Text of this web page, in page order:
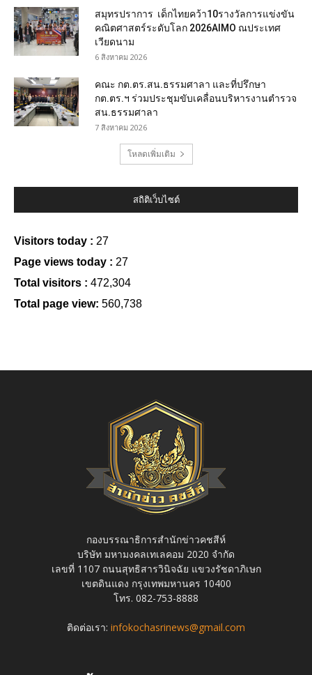
สมุทรปราการ เด็กไทยคว้า10รางวัลการแข่งขัน
คณิตศาสตร์ระดับโลก 2026AIMO ณประเทศ
เวียดนาม
6 สิงหาคม 2026
คณะ กต.ตร.สน.ธรรมศาลา และที่ปรึกษา
กต.ตร.ฯ ร่วมประชุมขับเคลื่อนบริหารงานตำรวจ
สน.ธรรมศาลา
7 สิงหาคม 2026
โหลดเพิ่มเติม
สถิติเว็บไซต์
Visitors today : 27
Page views today : 27
Total visitors : 472,304
Total page view: 560,738
กองบรรณาธิการสำนักข่าวคชสีห์
บริษัท มหามงคลเทเลคอม 2020 จำกัด
เลขที่ 1107 ถนนสุทธิสารวินิจฉัย แขวงรัชดาภิเษก
เขตดินแดง กรุงเทพมหานคร 10400
โทร. 082-753-8888
ติดต่อเรา: infokochasrinews@gmail.com